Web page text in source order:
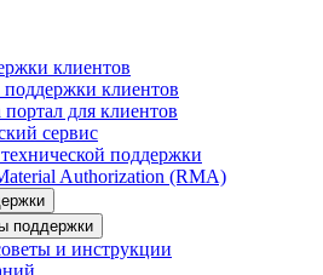
клиентов
клиентов
для клиентов
сервис
поддержки
Authorization (RMA)
поддержки
и инструкции